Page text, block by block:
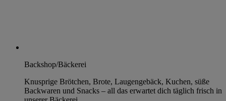
Backshop/Bäckerei
Knusprige Brötchen, Brote, Laugengebäck, Kuchen, süße
Backwaren und Snacks – all das erwartet dich täglich frisch in